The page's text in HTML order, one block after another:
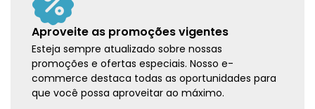
Aproveite as promoções vigentes
Esteja sempre atualizado sobre nossas
promoções e ofertas especiais. Nosso e-
commerce destaca todas as oportunidades para
que você possa aproveitar ao máximo.